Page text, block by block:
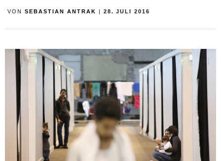
VON SEBASTIAN ANTRAK 28. JULI 2016